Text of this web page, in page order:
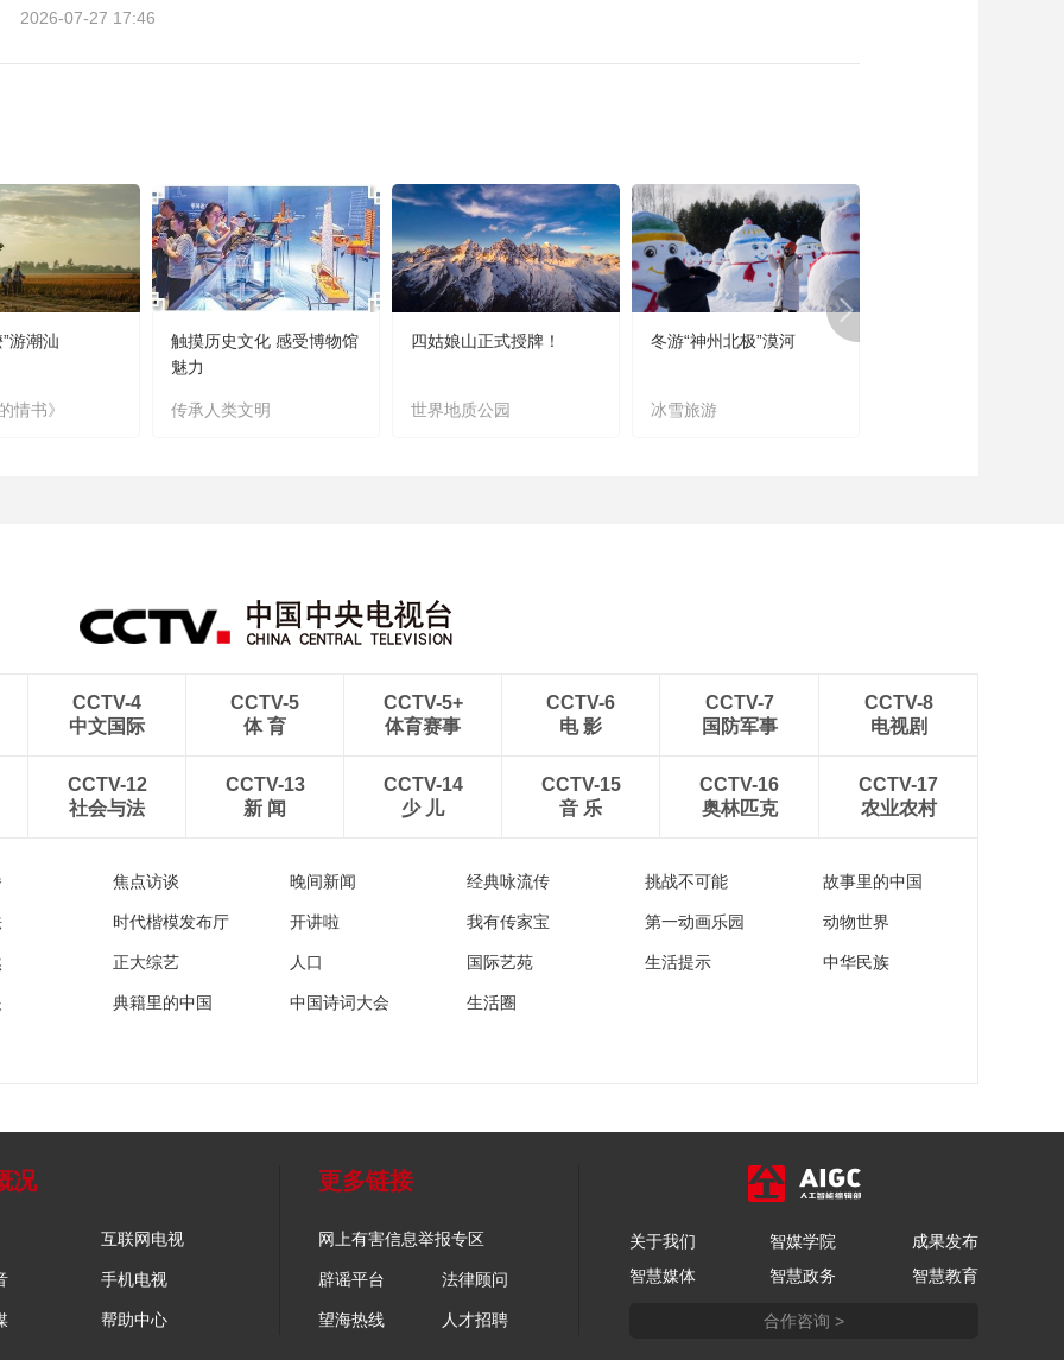
2026-07-27 17:46
游潮汕
情书》
触摸历史文化 感受博物馆
魅力
传承人类文明
四姑娘山正式授牌！
世界地质公园
冬游“神州北极”漠河
冰雪旅游
CCTV-4
中文国际
CCTV-5
体 育
CCTV-5+
体育赛事
CCTV-6
电 影
CCTV-7
国防军事
CCTV-8
电视剧
CCTV-12
社会与法
CCTV-13
新 闻
CCTV-14
少 儿
CCTV-15
音 乐
CCTV-16
奥林匹克
CCTV-17
农业农村
焦点访谈 晚间新闻 经典咏流传 挑战不可能 故事里的中国
时代楷模发布厅 开讲啦 我有传家宝 第一动画乐园 动物世界
正大综艺 人口 国际艺苑 生活提示 中华民族
典籍里的中国 中国诗词大会 生活圈
况
互联网电视
手机电视
帮助中心
更多链接
网上有害信息举报专区
辟谣平台 法律顾问
望海热线 人才招聘
关于我们 智媒学院
成果发布
智慧媒体
智慧政务 智慧教育
合作咨询 >